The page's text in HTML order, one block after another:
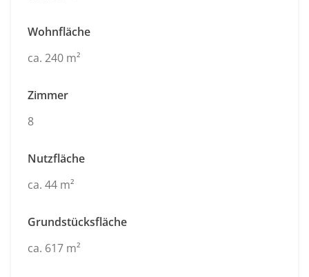
Wohnfläche
ca. 240 m²
Zimmer
8
Nutzfläche
ca. 44 m²
Grundstücksfläche
ca. 617 m²